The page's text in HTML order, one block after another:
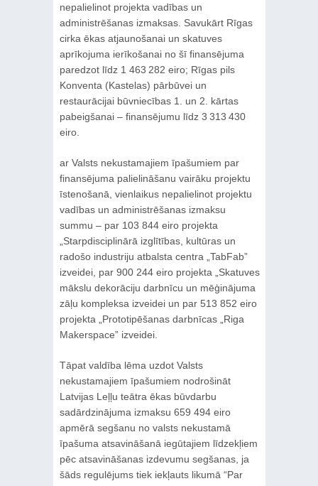
nepalielinot projekta vadības un
administrēšanas izmaksas. Savukārt Rīgas
cirka ēkas atjaunošanai un skatuves
aprīkojuma ierīkošanai no šī finansējuma
paredzot līdz 1 463 282 eiro; Rīgas pils
Konventa (Kastelas) pārbūvei un
restaurācijai būvniecības 1. un 2. kārtas
pabeigšanai – finansējumu līdz 3 313 430
eiro.
ar Valsts nekustamajiem īpašumiem par
finansējuma palielināšanu vairāku projektu
īstenošanā, vienlaikus nepalielinot projektu
vadības un administrēšanas izmaksu
summu – par 103 844 eiro projekta
„Starpdisciplinārā izglītības, kultūras un
radošo industriju atbalsta centra „TabFab”
izveidei, par 900 244 eiro projekta „Skatuves
mākslu dekorāciju darbnīcu un mēģinājuma
zāļu kompleksa izveidei un par 513 852 eiro
projekta „Prototipēšanas darbnīcas „Riga
Makerspace” izveidei.
Tāpat valdība lēma uzdot Valsts
nekustamajiem īpašumiem nodrošināt
Latvijas Leļļu teātra ēkas būvdarbu
sadārdzinājuma izmaksu 659 494 eiro
apmērā segšanu no valsts nekustamā
īpašuma atsavināšanā iegūtajiem līdzekļiem
pēc atsavināšanas izdevumu segšanas, ja
šāds regulējums tiek iekļauts likumā “Par